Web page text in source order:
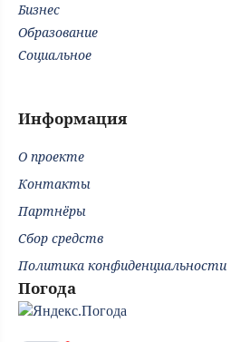
Бизнес
Образование
Социальное
Информация
О проекте
Контакты
Партнёры
Сбор средств
Политика конфиденциальности
Погода